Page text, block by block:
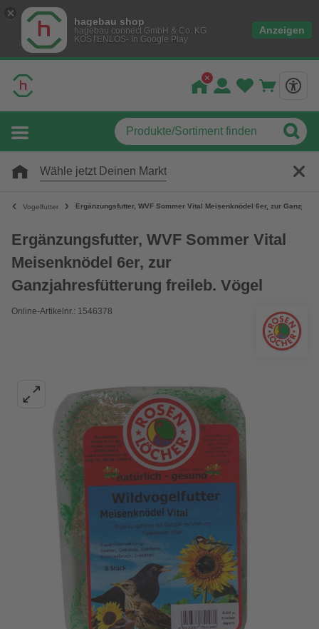
hagebau shop
hagebau connect GmbH & Co. KG
KOSTENLOS- In Google Play
Anzeigen
Wähle jetzt Deinen Markt
Vogelfutter Ergänzungsfutter, WVF Sommer Vital Meisenknödel 6er, zur
Ergänzungsfutter, WVF Sommer Vital
Meisenknödel 6er, zur
Ganzjahresfütterung freileb. Vögel
Online-Artikelnr.: 1546378